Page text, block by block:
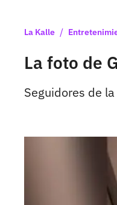
La Kalle /
La foto de
Seguidores de